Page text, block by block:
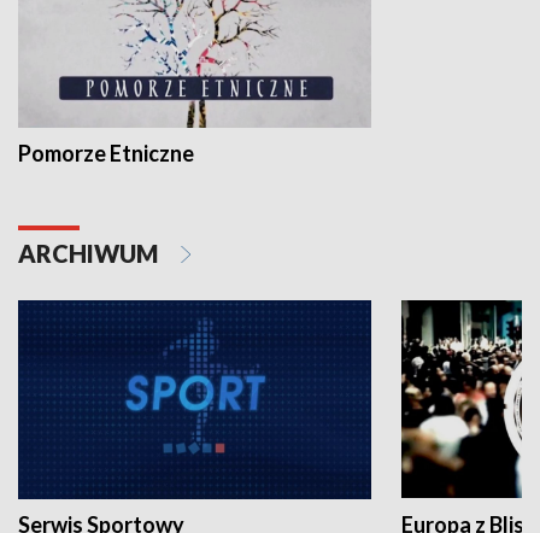
Pomorze Etniczne
ARCHIWUM
Serwis Sportowy Europa z